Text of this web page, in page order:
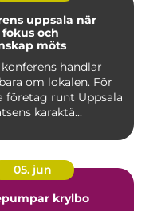
uppsala när
och
möts
konferens handlar
om lokalen. För
företag runt Uppsala
karaktä...
05. jun
krylbo